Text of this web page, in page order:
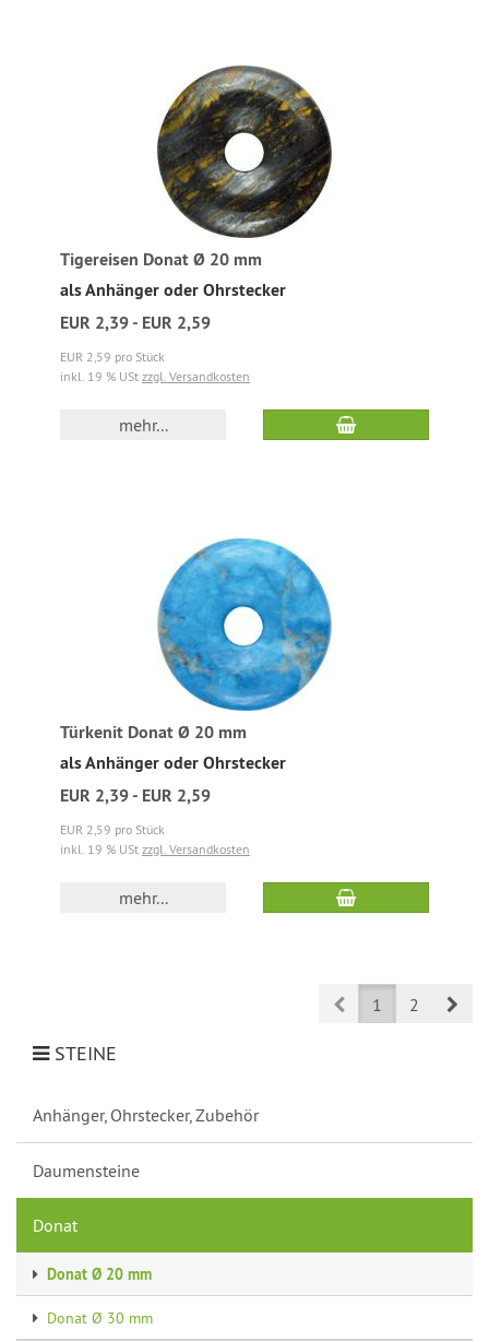
Tigereisen Donat Ø 20 mm
als Anhänger oder Ohrstecker
EUR 2,39 - EUR 2,59
EUR 2,59 pro Stück
inkl. 19 % USt zzgl. Versandkosten
mehr...
Türkenit Donat Ø 20 mm
als Anhänger oder Ohrstecker
EUR 2,39 - EUR 2,59
EUR 2,59 pro Stück
inkl. 19 % USt zzgl. Versandkosten
mehr...
Prev1 2
STEINE
Anhänger, Ohrstecker, Zubehör
Daumensteine
Donat
Donat Ø 20 mm
Donat Ø 30 mm